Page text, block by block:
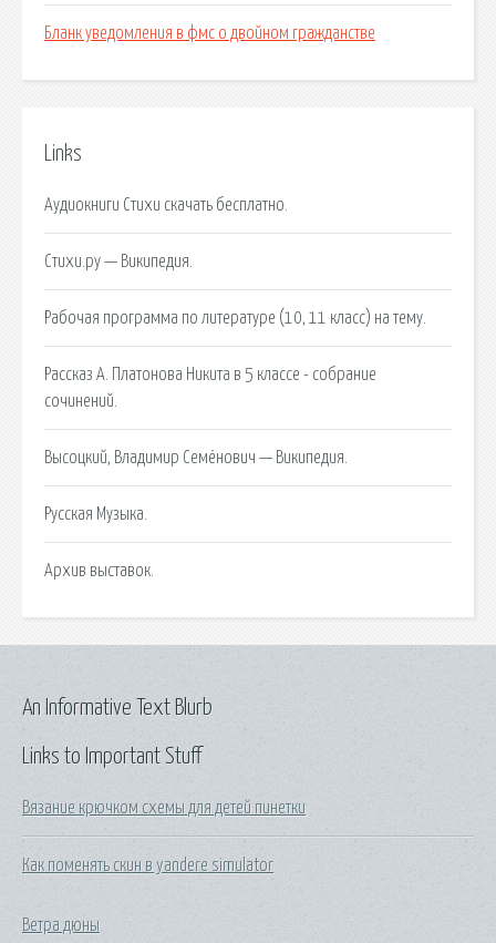
Бланк уведомления в фмс о двойном гражданстве
Links
Аудиокниги Стихи скачать бесплатно.
Стихи.ру — Википедия.
Рабочая программа по литературе (10, 11 класс) на тему.
Рассказ А. Платонова Никита в 5 классе - собрание
сочинений.
Высоцкий, Владимир Семёнович — Википедия.
Русская Музыка.
Архив выставок.
Links to Important Stuff
Вязание крючком схемы для детей пинетки
Как поменять скин в yandere simulator
Ветра дюны
An Informative Text Blurb